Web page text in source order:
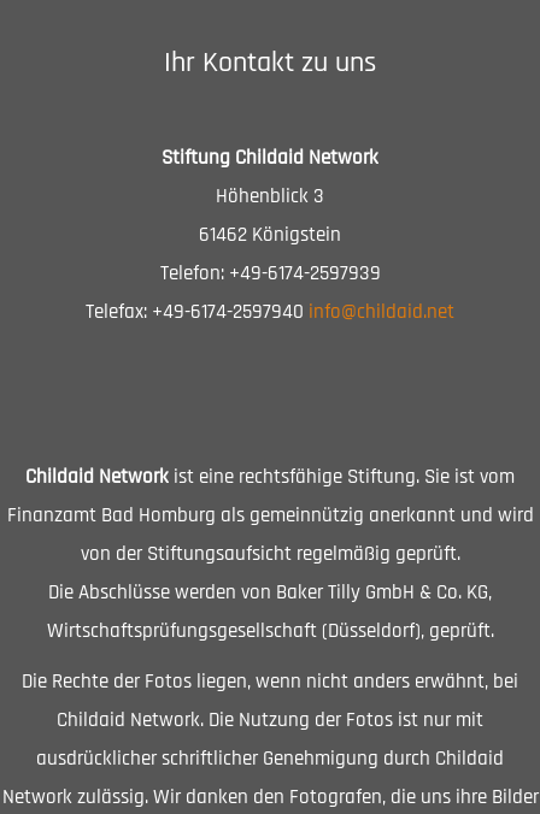
Ihr Kontakt zu uns
Stiftung Childaid Network
Höhenblick 3
61462 Königstein
Telefon: +49-6174-2597939
Telefax: +49-6174-2597940 info@childaid.net
Childaid Network ist eine rechtsfähige Stiftung. Sie ist vom
Finanzamt Bad Homburg als gemeinnützig anerkannt und wird
von der Stiftungsaufsicht regelmäßig geprüft.
Die Abschlüsse werden von Baker Tilly GmbH & Co. KG,
Wirtschaftsprüfungsgesellschaft (Düsseldorf), geprüft.
Die Rechte der Fotos liegen, wenn nicht anders erwähnt, bei
Childaid Network. Die Nutzung der Fotos ist nur mit
ausdrücklicher schriftlicher Genehmigung durch Childaid
Network zulässig. Wir danken den Fotografen, die uns ihre Bilder